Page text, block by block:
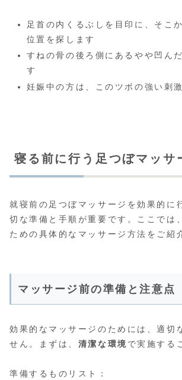
足首の内くるぶしを目印に、そこ
位置を探します
すねの骨の後ろ側にあるやや凹ん
す
妊娠中の方は、このツボの強い刺
寝る前に行う足つぼマッサ
就寝前の足つぼマッサージを効果的に
切な準備と手順が重要です。ここでは
ための具体的なマッサージ方法をご紹
マッサージ前の準備と注意点
効果的なマッサージのためには、適切
せん。まずは、 清潔な環境 で実施する
準備するものリスト：